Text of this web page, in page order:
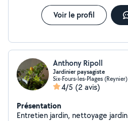
Voir le profil
Anthony Ripoll
Jardinier paysagiste
Six-Fours-les-Plages (Reynier)
4/5 (2 avis)
Présentation